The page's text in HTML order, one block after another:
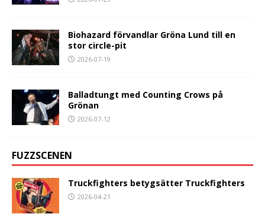
Biohazard förvandlar Gröna Lund till en
stor circle-pit
2026-07-19
Balladtungt med Counting Crows på
Grönan
2026-07-12
FUZZSCENEN
Truckfighters betygsätter Truckfighters
2026-04-21